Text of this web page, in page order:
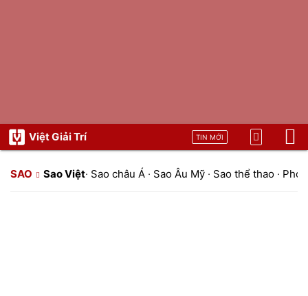
Việt Giải Trí TIN MỚI
SAO Sao Việt· Sao châu Á · Sao Âu Mỹ · Sao thể thao ·